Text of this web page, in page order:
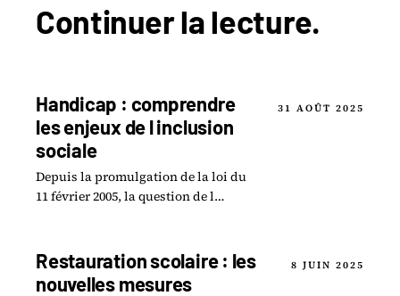
Continuer lalecture.
Handicap : comprendre
les enjeux de l inclusion
sociale
Depuis la promulgation de la loi du
11 février 2005, la question de l
sociétale.
31 AOÛT 2025
Restauration scolaire : les
nouvelles mesures
8 JUIN 2025